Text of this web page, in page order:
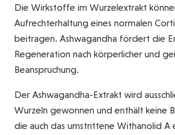
Die Wirkstoffe im Wurzelextrakt
Aufrechterhaltung eines normalen
beitragen. Ashwagandha fördert die
Regeneration nach körperlicher und
Beanspruchung.
Der Ashwagandha-Extrakt wird
Wurzeln gewonnen und enthält keine
die auch das umstrittene Withanolid A